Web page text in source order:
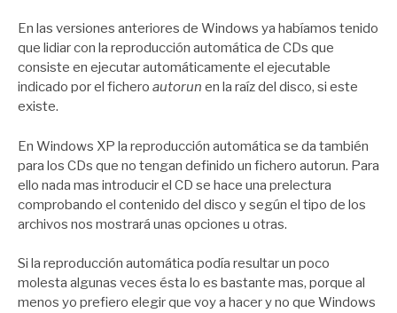
Zootropo
En las versiones anteriores de Windows ya habíamos tenido
que lidiar con la reproducción automática de CDs que
consiste en ejecutar automáticamente el ejecutable
indicado por el fichero autorun en la raíz del disco, si este
existe.
En Windows XP la reproducción automática se da también
para los CDs que no tengan definido un fichero autorun. Para
ello nada mas introducir el CD se hace una prelectura
comprobando el contenido del disco y según el tipo de los
archivos nos mostrará unas opciones u otras.
Si la reproducción automática podía resultar un poco
molesta algunas veces ésta lo es bastante mas, porque al
menos yo prefiero elegir que voy a hacer y no que Windows